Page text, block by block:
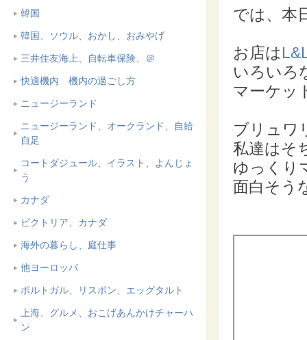
韓国
韓国、ソウル、おかし、おみやげ
三井住友海上、自転車保険、＠
快適機内 機内の過ごし方
ニュージーランド
ニュージーランド、オークランド、自給
自足
コートダジュール、イラスト、よんじょ
う
カナダ
ビクトリア、カナダ
海外の暮らし、庭仕事
他ヨーロッパ
ポルトガル、リスボン、エッグタルト
上海、グルメ、おこげあんかけチャーハ
ン
では、本
お店は
いろいろ
マーケッ
ブリュワ
私達はそ
ゆっくり
面白そう